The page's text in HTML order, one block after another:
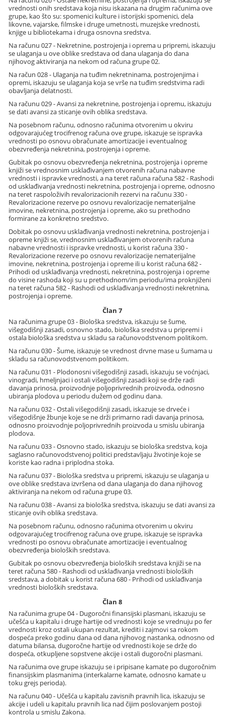
vrednosti onih sredstava koja nisu iskazana na drugim računima ove
grupe, kao što su: spomenici kulture i istorijski spomenici, dela
likovne, vajarske, filmske i druge umetnosti, muzejske vrednosti,
knjige u bibliotekama i druga osnovna sredstva.
Na računu 027 - Nekretnine, postrojenja i oprema u pripremi, iskazuju
se ulaganja u ove oblike sredstava od dana ulaganja do dana
njihovog aktiviranja na nekom od računa grupe 02.
Na račun 028 - Ulaganja na tuđim nekretninama, postrojenjima i
opremi, iskazuju se ulaganja koja se vrše na tuđim sredstvima radi
obavljanja delatnosti.
Na računu 029 - Avansi za nekretnine, postrojenja i opremu, iskazuju
se dati avansi za sticanje ovih oblika sredstava.
Na posebnom računu, odnosno računima otvorenim u okviru
odgovarajućeg trocifrenog računa ove grupe, iskazuje se ispravka
vrednosti po osnovu obračunate amortizacije i eventualnog
obezvređenja nekretnina, postrojenja i opreme.
Gubitak po osnovu obezvređenja nekretnina, postrojenja i opreme
knjiži se vrednosnim usklađivanjem otvorenih računa nabavne
vrednosti i ispravke vrednosti, a na teret računa računa 582 - Rashodi
od usklađivanja vrednosti nekretnina, postrojenja i opreme, odnosno
na teret raspoloživih revalorizacionih rezervi na računu 330 -
Revalorizacione rezerve po osnovu revalorizacije nematerijalne
imovine, nekretnina, postrojenja i opreme, ako su prethodno
formirane za konkretno sredstvo.
Dobitak po osnovu usklađivanja vrednosti nekretnina, postrojenja i
opreme knjiži se, vrednosnim usklađivanjem otvorenih računa
nabavne vrednosti i ispravke vrednosti, u korist računa 330 -
Revalorizacione rezerve po osnovu revalorizacije nematerijalne
imovine, nekretnina, postrojenja i opreme ili u korist računa 682 -
Prihodi od usklađivanja vrednosti, nekretnina, postrojenja i opreme
do visine rashoda koji su u prethodnom/im periodu/ima proknjiženi
na teret računa 582 - Rashodi od usklađivanja vrednosti nekretnina,
postrojenja i opreme.
Član 7
Na računima grupe 03 - Biološka sredstva, iskazuju se šume,
višegodišnji zasadi, osnovno stado, biološka sredstva u pripremi i
ostala biološka sredstva u skladu sa računovodstvenom politikom.
Na računu 030 - Šume, iskazuje se vrednost drvne mase u šumama u
skladu sa računovodstvenom politikom.
Na računu 031 - Plodonosni višegodišnji zasadi, iskazuju se voćnjaci,
vinogradi, hmeljnjaci i ostali višegodišnji zasadi koji se drže radi
davanja prinosa, proizvodnje poljoprivrednih proizvoda, odnosno
ubiranja plodova u periodu dužem od godinu dana.
Na računu 032 - Ostali višegodišnji zasadi, iskazuje se drveće i
višegodišnje žbunje koje se ne drži primarno radi davanja prinosa,
odnosno proizvodnje poljoprivrednih proizvoda u smislu ubiranja
plodova.
Na računu 033 - Osnovno stado, iskazuju se biološka sredstva, koja
saglasno računovodstvenoj politici predstavljaju životinje koje se
koriste kao radna i priplodna stoka.
Na računu 037 - Biološka sredstva u pripremi, iskazuju se ulaganja u
ove oblike sredstava izvršena od dana ulaganja do dana njihovog
aktiviranja na nekom od računa grupe 03.
Na računu 038 - Avansi za biološka sredstva, iskazuju se dati avansi za
sticanje ovih oblika sredstava.
Na posebnom računu, odnosno računima otvorenim u okviru
odgovarajućeg trocifrenog računa ove grupe, iskazuje se ispravka
vrednosti po osnovu obračunate amortizacije i eventualnog
obezvređenja bioloških sredstava.
Gubitak po osnovu obezvređenja bioloških sredstava knjiži se na
teret računa 580 - Rashodi od usklađivanja vrednosti bioloških
sredstava, a dobitak u korist računa 680 - Prihodi od usklađivanja
vrednosti bioloških sredstava.
Član 8
Na računima grupe 04 - Dugoročni finansijski plasmani, iskazuju se
učešća u kapitalu i druge hartije od vrednosti koje se vrednuju po fer
vrednosti kroz ostali ukupan rezultat, krediti i zajmovi sa rokom
dospeća preko godinu dana od dana njihovog nastanka, odnosno od
datuma bilansa, dugoročne hartije od vrednosti koje se drže do
dospeća, otkupljene sopstvene akcije i ostali dugoročni plasmani.
Na računima ove grupe iskazuju se i pripisane kamate po dugoročnim
finansijskim plasmanima (interkalarne kamate, odnosno kamate u
toku grejs perioda).
Na računu 040 - Učešća u kapitalu zavisnih pravnih lica, iskazuju se
akcije i udeli u kapitalu pravnih lica nad čijim poslovanjem postoji
kontrola u smislu Zakona.